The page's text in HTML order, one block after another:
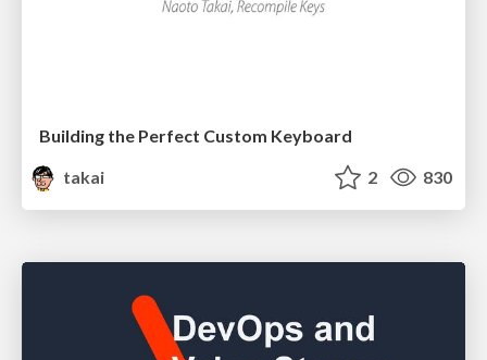
Building the Perfect Custom Keyboard
takai
2 830